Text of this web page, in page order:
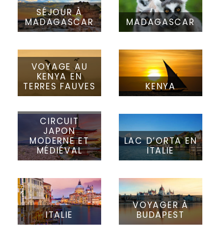
SÉJOUR À
MADAGASCAR
MADAGASCAR
VOYAGE AU
KENYA EN
TERRES FAUVES
KENYA
CIRCUIT
JAPON
MODERNE ET
MÉDIÉVAL
LAC D’ORTA EN
ITALIE
ITALIE
VOYAGER À
BUDAPEST